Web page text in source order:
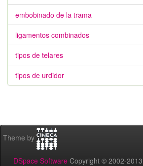
embobinado de la trama
ligamentos combinados
tipos de telares
tipos de urdidor
Theme by
DSpace Software Copyright © 2002-2013